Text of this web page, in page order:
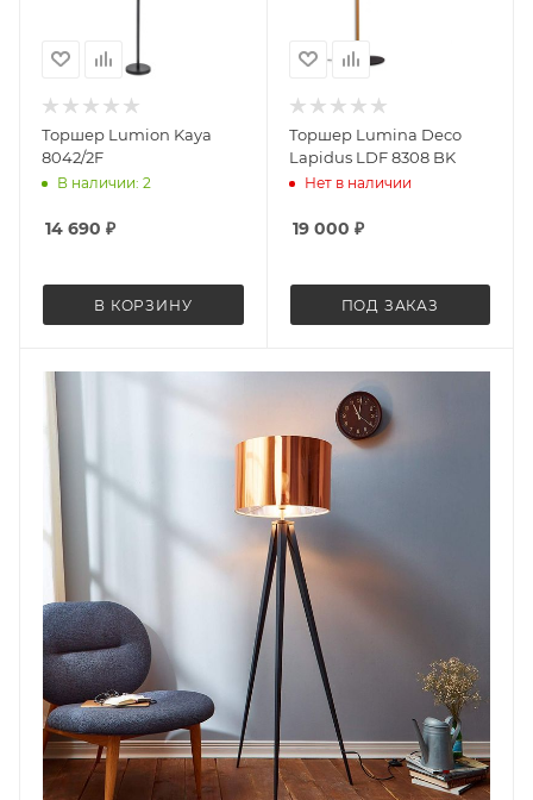
Торшер Lumion Kaya
8042/2F
В наличии: 2
14 690 ₽
В КОРЗИНУ
Торшер Lumina Deco
Lapidus LDF 8308 BK
Нет в наличии
19 000 ₽
ПОД ЗАКАЗ